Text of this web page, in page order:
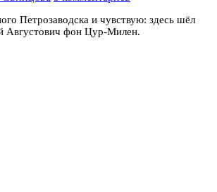
Петрозаводска и чувствую: здесь шёл
Августович фон Цур-Милен.